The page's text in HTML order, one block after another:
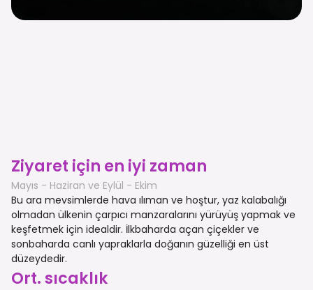
Ziyaret için en iyi zaman
Mayıs - Haziran ve Eylül - Ekim
Bu ara mevsimlerde hava ılıman ve hoştur, yaz kalabalığı
olmadan ülkenin çarpıcı manzaralarını yürüyüş yapmak ve
keşfetmek için idealdir. İlkbaharda açan çiçekler ve
sonbaharda canlı yapraklarla doğanın güzelliği en üst
düzeydedir.
Ort. sıcaklık